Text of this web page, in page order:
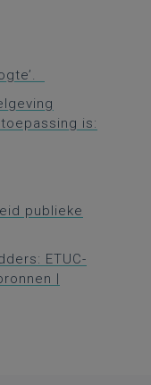
is:
publieke
ETUC-
|